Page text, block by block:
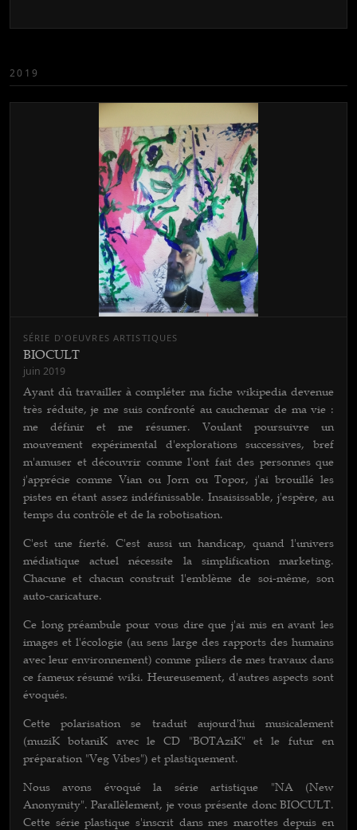
2019
SÉRIE D'OEUVRES ARTISTIQUES
BIOCULT
juin 2019
Ayant dû travailler à compléter ma fiche wikipedia devenue
très réduite, je me suis confronté au cauchemar de ma vie :
me définir et me résumer. Voulant poursuivre un
mouvement expérimental d'explorations successives, bref
m'amuser et découvrir comme l'ont fait des personnes que
j'apprécie comme Vian ou Jorn ou Topor, j'ai brouillé les
pistes en étant assez indéfinissable. Insaisissable, j'espère, au
temps du contrôle et de la robotisation.
C'est une fierté. C'est aussi un handicap, quand l'univers
médiatique actuel nécessite la simplification marketing.
Chacune et chacun construit l'emblème de soi-même, son
auto-caricature.
Ce long préambule pour vous dire que j'ai mis en avant les
images et l'écologie (au sens large des rapports des humains
avec leur environnement) comme piliers de mes travaux dans
ce fameux résumé wiki. Heureusement, d'autres aspects sont
évoqués.
Cette polarisation se traduit aujourd'hui musicalement
(muziK botaniK avec le CD "BOTAziK" et le futur en
préparation "Veg Vibes") et plastiquement.
Nous avons évoqué la série artistique "NA (New
Anonymity". Parallèlement, je vous présente donc BIOCULT.
Cette série plastique s'inscrit dans mes marottes depuis en